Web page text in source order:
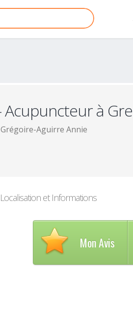
Acupuncteur à
Aguirre Annie
et Informations
Mon Avis